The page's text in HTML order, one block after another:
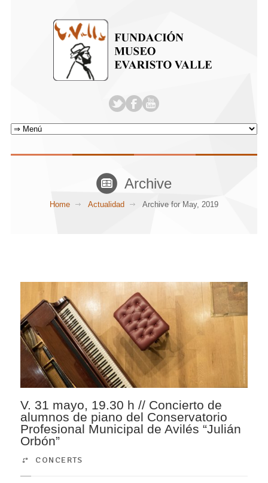
Archive
Home Actualidad Archive for May, 2019
V. 31 mayo, 19.30 h // Concierto de
alumnos de piano del Conservatorio
Profesional Municipal de Avilés “Julián
Orbón”
CONCERTS